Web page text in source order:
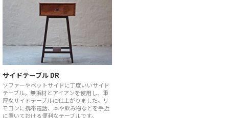
サイドテーブル DR
ソファーやベットサイドに丁度いいサイド
テーブル。無垢材とアイアンを使用し、重
厚なサイドテーブルに仕上がりました。リ
モコンに携帯電話、本や飲み物などを手近
に置いておける便利なテーブルです。